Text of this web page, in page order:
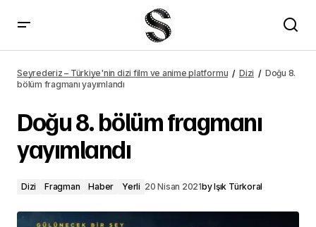
Seyrederiz – Türkiye'nin dizi film ve anime platformu Dizi
Doğu 8.
bölüm fragmanı yayımlandı
Doğu 8. bölüm fragmanı
yayımlandı
Dizi Fragman Haber Yerli 20 Nisan 2021byIşık Türkoral